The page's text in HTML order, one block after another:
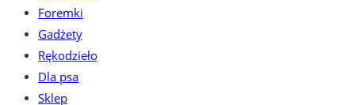
Foremki
Gadżety
Rękodzieło
Dla psa
Sklep